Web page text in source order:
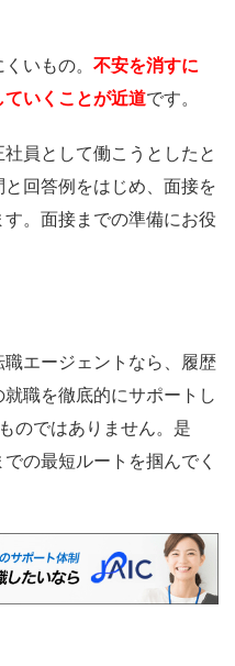
いもの。 不安を消すに
いくことが近道です。
員として働こうとしたと
回答例をはじめ、面接を
。面接までの準備にお役
エージェントなら、履歴
職を徹底的にサポートし
のではありません。是
の最短ルートを掴んでく